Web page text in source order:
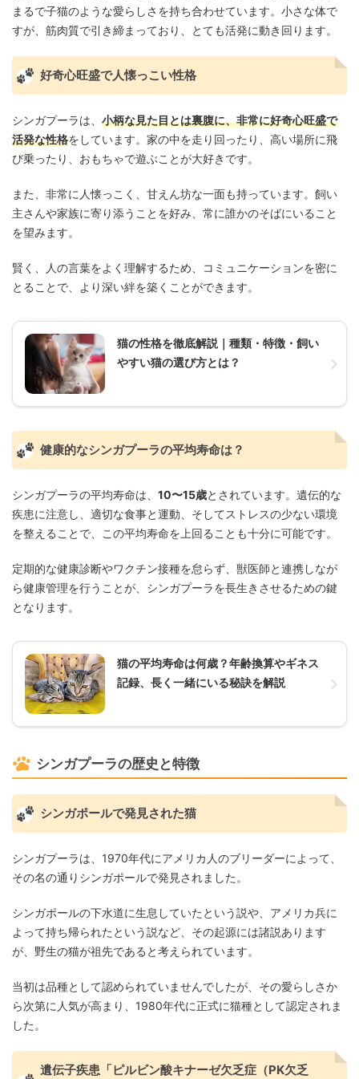
まるで子猫のような愛らしさを持ち合わせています。小さな体で
すが、筋肉質で引き締まっており、とても活発に動き回ります。
好奇心旺盛で人懐っこい性格
シンガプーラは、 小柄な見た目とは裏腹に、非常に好奇心旺盛で
活発な性格をしています。家の中を走り回ったり、高い場所に飛
び乗ったり、おもちゃで遊ぶことが大好きです。
また、非常に人懐っこく、甘えん坊な一面も持っています。飼い
主さんや家族に寄り添うことを好み、常に誰かのそばにいること
を望みます。
賢く、人の言葉をよく理解するため、コミュニケーションを密に
とることで、より深い絆を築くことができます。
猫の性格を徹底解説｜種類・特徴・飼い
やすい猫の選び方とは？
健康的なシンガプーラの平均寿命は？
シンガプーラの平均寿命は、 10〜15歳とされています。遺伝的な
疾患に注意し、適切な食事と運動、そしてストレスの少ない環境
を整えることで、この平均寿命を上回ることも十分に可能です。
定期的な健康診断やワクチン接種を怠らず、獣医師と連携しなが
ら健康管理を行うことが、シンガプーラを長生きさせるための鍵
となります。
猫の平均寿命は何歳？年齢換算やギネス
記録、長く一緒にいる秘訣を解説
シンガプーラの歴史と特徴
シンガポールで発見された猫
シンガプーラは、1970年代にアメリカ人のブリーダーによって、
その名の通りシンガポールで発見されました。
シンガポールの下水道に生息していたという説や、アメリカ兵に
よって持ち帰られたという説など、その起源には諸説あります
が、野生の猫が祖先であると考えられています。
当初は品種として認められていませんでしたが、その愛らしさか
ら次第に人気が高まり、1980年代に正式に猫種として認定されま
した。
遺伝子疾患「ピルビン酸キナーゼ欠乏症（PK欠乏